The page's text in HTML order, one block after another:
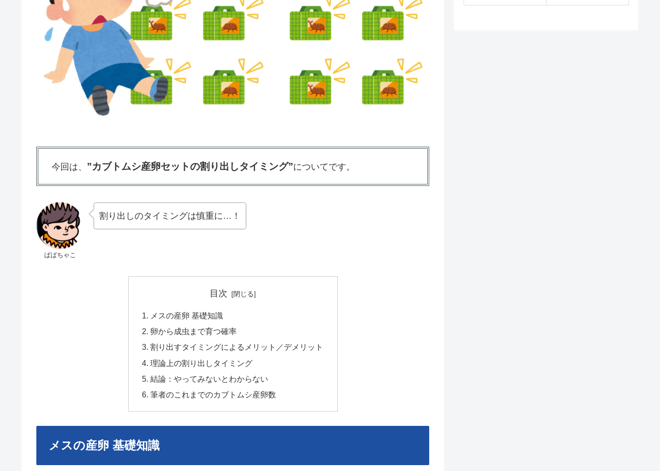
今回は、 ”カブトムシ産卵セットの割り出しタイミング”についてです。
ぱぱちゃこ
割り出しのタイミングは慎重に…！
目次
メスの産卵 基礎知識
卵から成虫まで育つ確率
割り出すタイミングによるメリット／デメリット
理論上の割り出しタイミング
結論：やってみないとわからない
筆者のこれまでのカブトムシ産卵数
メスの産卵 基礎知識